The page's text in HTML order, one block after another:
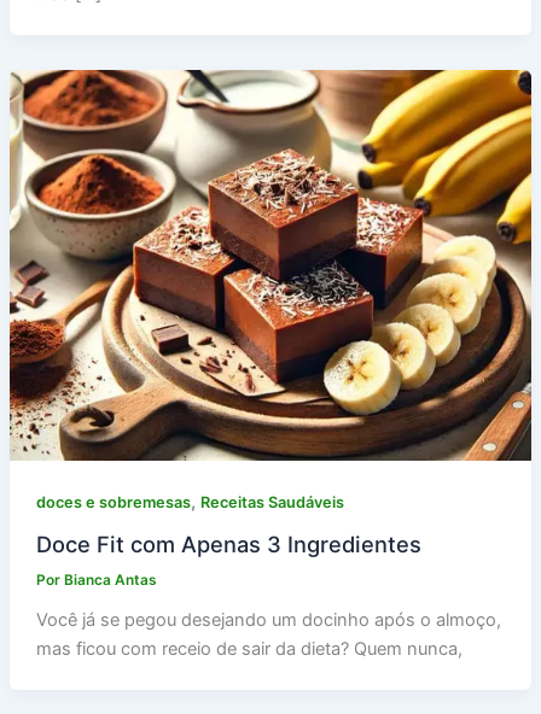
doces e sobremesas, Receitas Saudáveis
Doce Fit com Apenas 3 Ingredientes
Por Bianca Antas
Você já se pegou desejando um docinho após o almoço,
mas ficou com receio de sair da dieta? Quem nunca,